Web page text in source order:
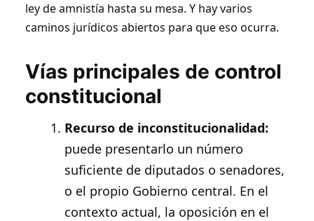
ley de amnistía hasta su mesa. Y hay varios
caminos jurídicos abiertos para que eso ocurra.
Vías principales de control
constitucional
Recurso de inconstitucionalidad:
puede presentarlo un número
suficiente de diputados o senadores,
o el propio Gobierno central. En el
contexto actual, la oposición en el